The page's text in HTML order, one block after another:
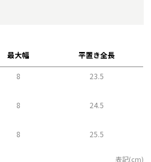
最大幅 平置き全長
8 23.5
8 24.5
8 25.5
表記(cm)